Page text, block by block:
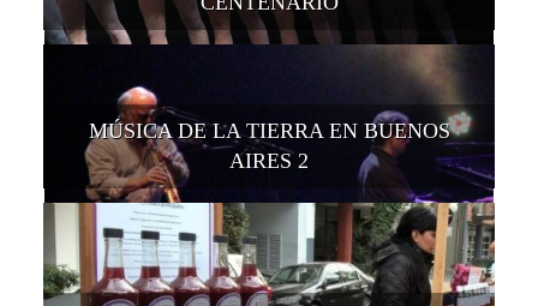
MÚSICA DE LA TIERRA EN BUENOS
AIRES 2